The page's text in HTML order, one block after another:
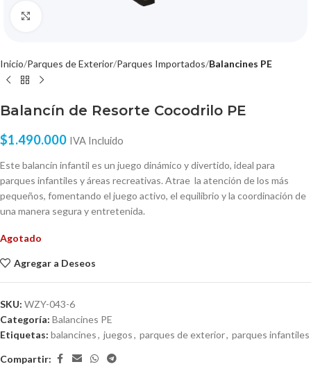
Inicio Parques de Exterior Parques Importados Balancines PE
Balancín de Resorte Cocodrilo PE
$1.490.000 IVA Incluido
Este balancín infantil es un juego dinámico y divertido, ideal para
parques infantiles y áreas recreativas. Atrae la atención de los más
pequeños, fomentando el juego activo, el equilibrio y la coordinación de
una manera segura y entretenida.
Agotado
Agregar a Deseos
SKU: WZY-043-6
Categoría: Balancines PE
Etiquetas: balancines, juegos, parques de exterior, parques infantiles
Compartir: